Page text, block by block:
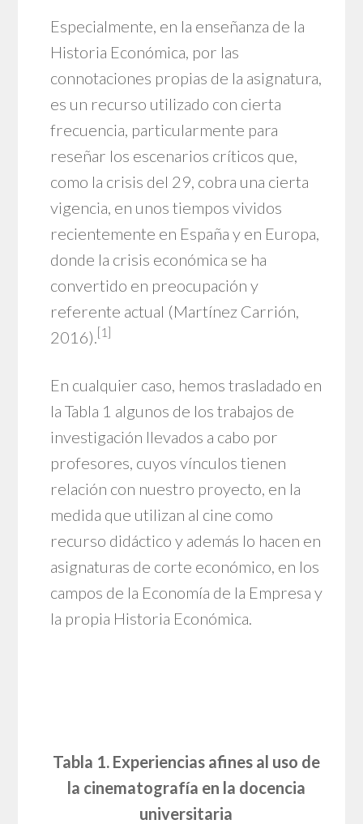
Especialmente, en la enseñanza de la
Historia Económica, por las
connotaciones propias de la asignatura,
es un recurso utilizado con cierta
frecuencia, particularmente para
reseñar los escenarios críticos que,
como la crisis del 29, cobra una cierta
vigencia, en unos tiempos vividos
recientemente en España y en Europa,
donde la crisis económica se ha
convertido en preocupación y
referente actual (Martínez Carrión,
2016). [1]
En cualquier caso, hemos trasladado en
la Tabla 1 algunos de los trabajos de
investigación llevados a cabo por
profesores, cuyos vínculos tienen
relación con nuestro proyecto, en la
medida que utilizan al cine como
recurso didáctico y además lo hacen en
asignaturas de corte económico, en los
campos de la Economía de la Empresa y
la propia Historia Económica.
Tabla 1. Experiencias afines al uso de
la cinematografía en la docencia
universitaria